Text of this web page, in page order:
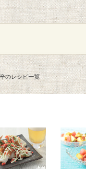
のレシピ一覧